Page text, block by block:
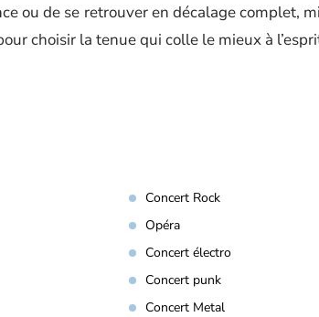
ou de se retrouver en décalage complet,
choisir la tenue qui colle le mieux à
Concert Rock
Opéra
Concert électro
Concert punk
Concert Metal